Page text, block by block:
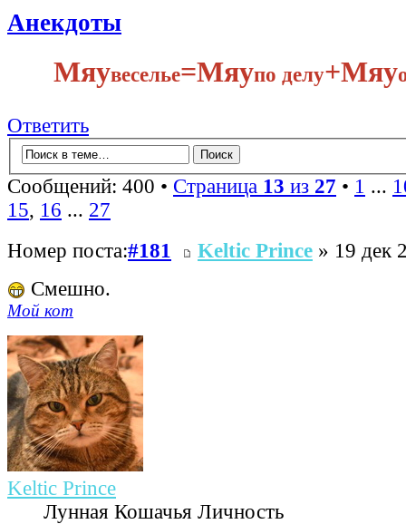
Анекдоты
Мяувеселье​=Мяупо делу​+Мяу
Ответить
Сообщений: 400 • Страница 13 из 27 • 1 ...
15, 16 ... 27
Номер поста:#181 Keltic Prince » 19 дек
Смешно.
Мой кот
Keltic Prince
Лунная Кошачья Личность